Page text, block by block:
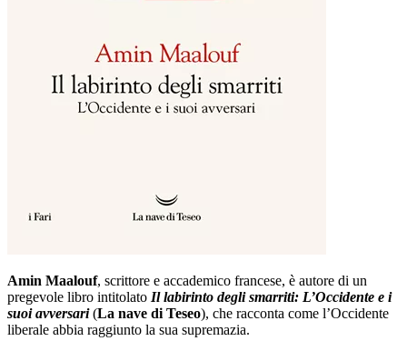
Amin Maalouf, scrittore e accademico francese, è autore di un
pregevole libro intitolato Il labirinto degli smarriti: L’Occidente e i
suoi avversari(La nave di Teseo), che racconta come l’Occidente
liberale abbia raggiunto la sua supremazia.